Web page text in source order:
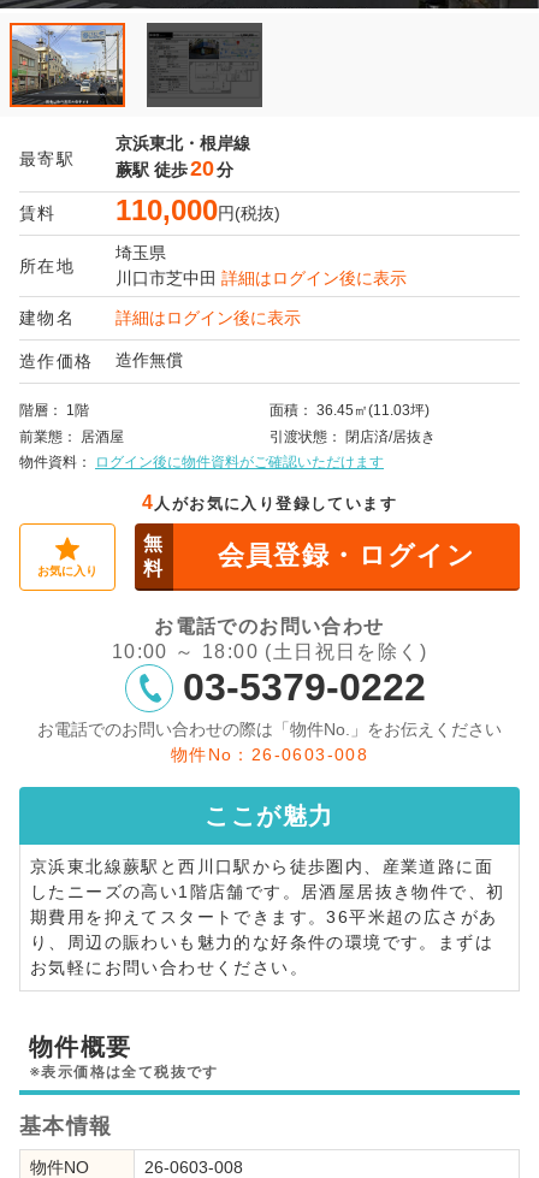
最寄駅
京浜東北・根岸線
蕨駅 徒歩20分
賃料 110,000円(税抜)
所在地
埼玉県
川口市芝中田 詳細はログイン後に表示
建物名 詳細はログイン後に表示
造作価格 造作無償
階層 1階 面積
36.45㎡(11.03坪)
前業態
居酒屋 引渡状態
閉店済/居抜き
物件資料
ログイン後に物件資料がご確認いただけます
4 人がお気に入り登録しています
お気に入り
無
料
会員登録・ログイン
お電話でのお問い合わせ
10:00 ～ 18:00 (土日祝日を除く)
03-5379-0222
お電話でのお問い合わせの際は「物件No.」をお伝えください
物件No：26-0603-008
ここが魅力
京浜東北線蕨駅と西川口駅から徒歩圏内、産業道路に面
したニーズの高い1階店舗です。居酒屋居抜き物件で、初
期費用を抑えてスタートできます。36平米超の広さがあ
り、周辺の賑わいも魅力的な好条件の環境です。まずは
お気軽にお問い合わせください。
物件概要
※表示価格は全て税抜です
基本情報
物件NO
26-0603-008